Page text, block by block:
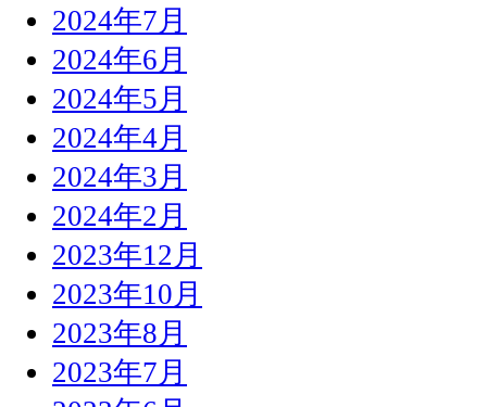
2024年7月
2024年6月
2024年5月
2024年4月
2024年3月
2024年2月
2023年12月
2023年10月
2023年8月
2023年7月